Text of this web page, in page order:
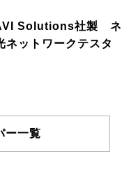
Solutions社製 ネ
ネットワークテスタ
ー一覧